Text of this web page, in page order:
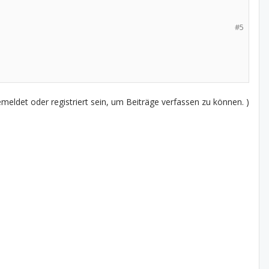
#5
oder registriert sein, um Beiträge verfassen zu können. )